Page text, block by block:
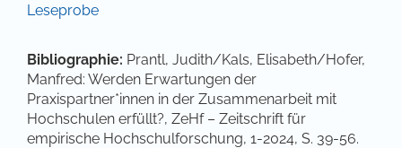
Leseprobe
Bibliographie: Prantl, Judith/Kals, Elisabeth/Hofer,
Manfred: Werden Erwartungen der
Praxispartner*innen in der Zusammenarbeit mit
Hochschulen erfüllt?, ZeHf – Zeitschrift für
empirische Hochschulforschung, 1-2024, S. 39-56.